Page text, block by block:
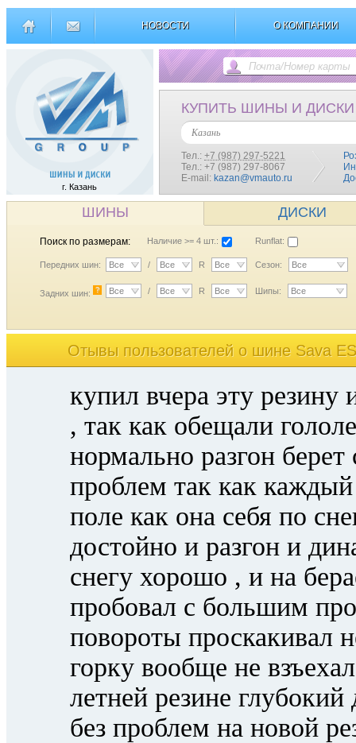
НОВОСТИ О КОМПАНИИ
г. Казань
КУПИТЬ ШИНЫ И ДИСКИ
Казань
Тел.: +7 (987) 297-5221
Тел.: +7 (987) 297-8067
E-mail: kazan@vmauto.ru
ШИНЫ ДИСКИ
Поиск по размерам: Наличие >= 4 шт.: Runflat:
Передних шин: Все / Все R Все Сезон: Все
Задних шин: ? Все / Все R Все Шипы: Все
Отывы пользователей o шине Sava
купил вчера эту резину
, так как обещали
нормально разгон
проблем так как
поле как она себя по
достойно и разгон и
снегу хорошо , и на
пробовал с большим
повороты проскакивал
горку вообще не
летней резине
без проблем на новой